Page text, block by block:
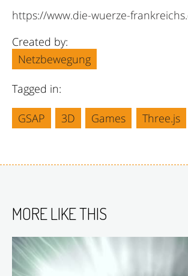
Created by:
Netzbewegung
https://www.die-wuerze-
Tagged in:
GSAP 3D Games Three.js
MORE LIKE THIS